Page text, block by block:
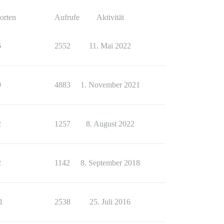
Aufrufe Aktivität
2552 11. Mai 2022
4883 1. November 2021
1257 8. August 2022
1142 8. September 2018
2538 25. Juli 2016